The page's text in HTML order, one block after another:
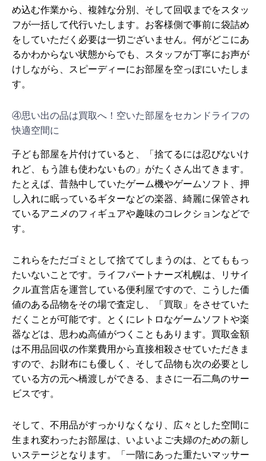
め込む作業から、複雑な分別、そして回収までをスタッ
フが一括して代行いたします。お客様側で事前に袋詰め
をしていただく必要は一切ございません。何がどこにあ
るかわからない状態からでも、スタッフが丁寧にお声が
けしながら、スピーディーにお部屋を空っぽにいたしま
す。
④思い出の品は買取へ！空いた部屋をセカンドライフの
快適空間に
子ども部屋を片付けていると、「捨てるには忍びないけ
れど、もう誰も使わないもの」がたくさん出てきます。
たとえば、昔熱中していたゲーム機やゲームソフト、押
し入れに眠っているギターなどの楽器、綺麗に保管され
ているアニメのフィギュアや趣味のコレクションなどで
す。
これらをただゴミとして捨ててしまうのは、とてももっ
たいないことです。ライフパートナーズ札幌は、リサイ
クル直営店を運営している便利屋ですので、こうした価
値のある品物をその場で査定し、「買取」をさせていた
だくことが可能です。とくにレトロなゲームソフトや楽
器などは、思わぬ高値がつくこともあります。買取金額
は不用品回収の作業費用から直接相殺させていただきま
すので、お財布にも優しく、そして品物も次の必要とし
ている方の元へ橋渡しができる、まさに一石二鳥のサー
ビスです。
そして、不用品がすっかりなくなり、広々とした空間に
生まれ変わったお部屋は、いよいよご夫婦のための新し
いステージとなります。「一階にあった重たいマッサー